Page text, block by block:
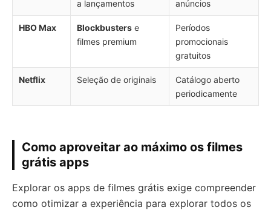
a lançamentos
anúncios
HBO Max Blockbusters e
filmes premium
Períodos
promocionais
gratuitos
Netflix Seleção de originais
Catálogo aberto
periodicamente
Como aproveitar ao máximo os filmes
grátis apps
Explorar os apps de filmes grátis exige compreender
como otimizar a experiência para explorar todos os